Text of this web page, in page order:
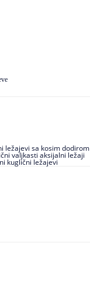
ležajevi sa kosim dodirom
valjkasti aksijalni ležaji
kuglični ležajevi